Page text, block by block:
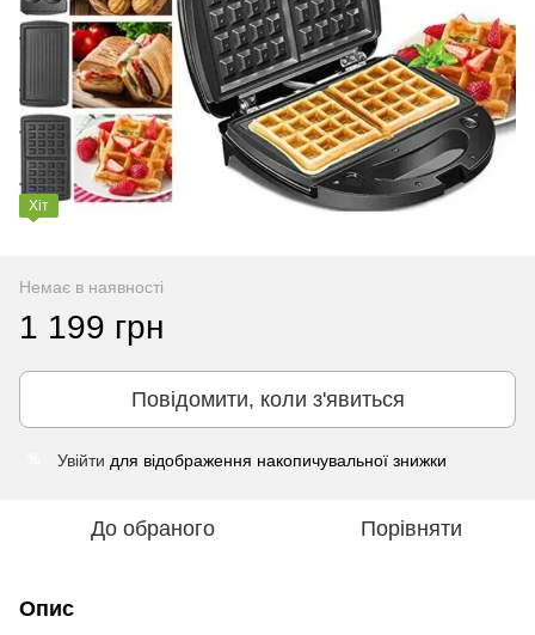
Хіт
Немає в наявності
1 199 грн
Повідомити, коли з'явиться
Увійти для відображення накопичувальної знижки
До обраного Порівняти
Опис